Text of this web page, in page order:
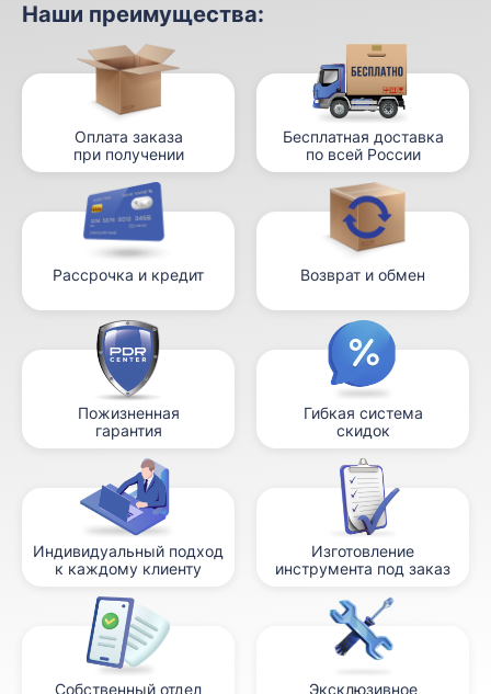
Наши преимущества:
Оплата заказа
при получении
Бесплатная доставка
по всей России
Рассрочка и кредит Возврат и обмен
Пожизненная
гарантия
Гибкая система
скидок
Индивидуальный подход
к каждому клиенту
Изготовление
инструмента под заказ
Собственный отдел Эксклюзивное